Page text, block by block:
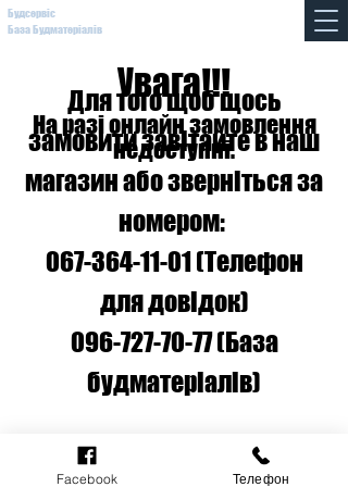
Будсервіс
База Будматеріалів
Увага!!!
На разі онлайн замовлення
недоступні.
Для того щоб щось
замовити завітайте в наш
магазин або зверніться за
номером:
067-364-11-01(Телефон
для довідок)
096-727-70-77(База
будматеріалів)
Facebook Телефон